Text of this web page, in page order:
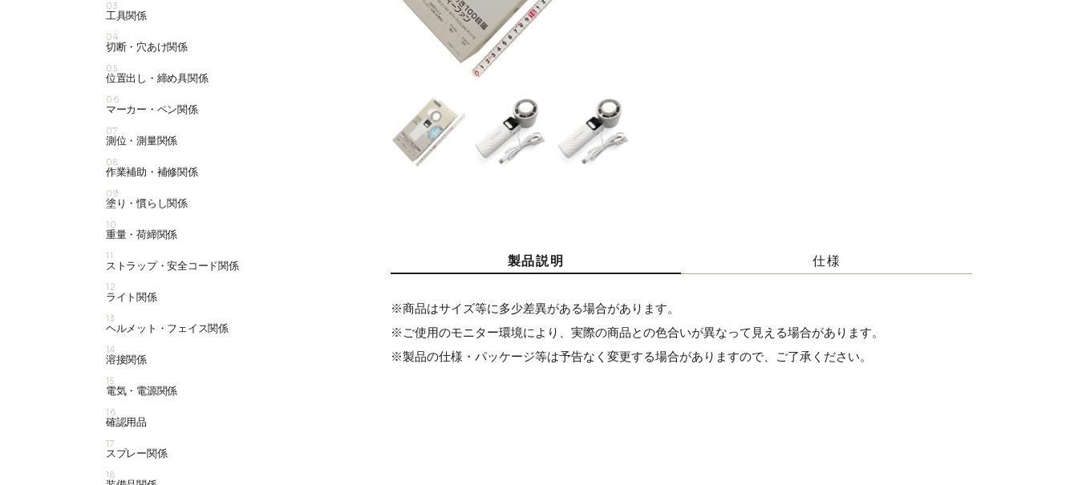
製品説明 仕様
※商品はサイズ等に多少差異がある場合があります。
※ご使用のモニター環境により、実際の商品との色合いが異なって見える場合があります。
※製品の仕様・パッケージ等は予告なく変更する場合がありますので、ご了承ください。
03
工具関係
04
切断・穴あけ関係
05
位置出し・締め具関係
06
マーカー・ペン関係
07
測位・測量関係
08
作業補助・補修関係
09
塗り・慣らし関係
10
重量・荷締関係
11
ストラップ・安全コード関係
12
ライト関係
13
ヘルメット・フェイス関係
14
溶接関係
15
電気・電源関係
16
確認用品
17
スプレー関係
18